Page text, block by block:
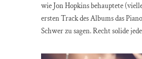
wie Jon Hopkins behauptete
ersten Track des Albums das
Schwer zu sagen. Recht solide